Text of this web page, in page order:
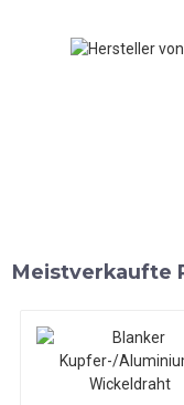
Meistverkaufte